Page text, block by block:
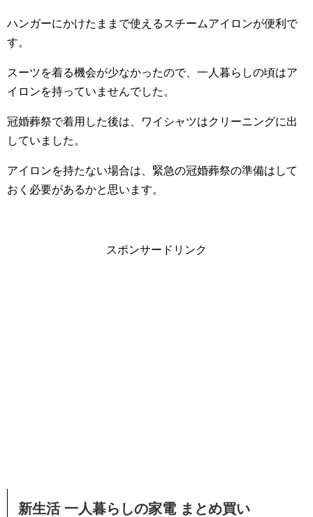
ハンガーにかけたままで使えるスチームアイロンが便利で
す。
スーツを着る機会が少なかったので、一人暮らしの頃はア
イロンを持っていませんでした。
冠婚葬祭で着用した後は、ワイシャツはクリーニングに出
していました。
アイロンを持たない場合は、緊急の冠婚葬祭の準備はして
おく必要があるかと思います。
スポンサードリンク
新生活 一人暮らしの家電 まとめ買い